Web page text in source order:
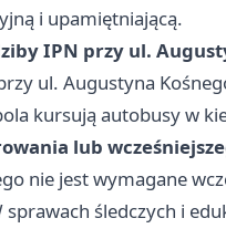
i upamiętniającą.
IPN przy ul.
ul. Augustyna
kursują autobusy w
lub
nie jest wymagane
śledczych i